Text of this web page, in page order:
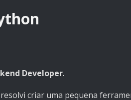
Developer.
criar uma pequena